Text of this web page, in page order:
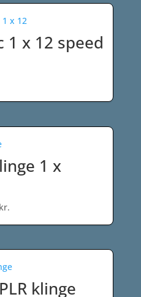
1 x 12 speed
kr..
1 x
kr.
899,00 kr.
klinge